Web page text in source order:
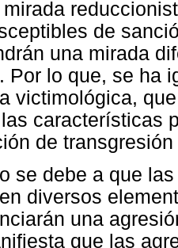
de
una mirada
Por lo que, se ha
victimológica,
características
de
se debe a que
diversos
una
que las